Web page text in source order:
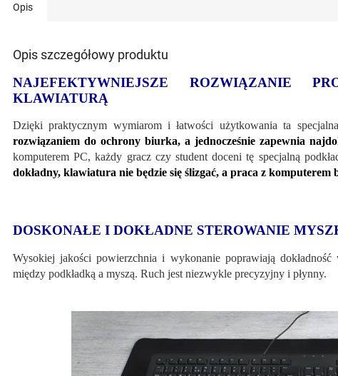
Opis
Opis szczegółowy produktu
NAJEFEKTYWNIEJSZE ROZWIĄZANIE
KLAWIATURĄ
Dzięki praktycznym wymiarom i łatwości użytkowania ta
rozwiązaniem do ochrony biurka, a jednocześnie zapewnia
komputerem PC, każdy gracz czy student doceni tę specjalną
dokładny, klawiatura nie będzie się ślizgać, a praca z
DOSKONAŁE I DOKŁADNE STEROWANIE
Wysokiej jakości powierzchnia i wykonanie poprawiają
między podkładką a myszą. Ruch jest niezwykle precyzyjny i płynny.